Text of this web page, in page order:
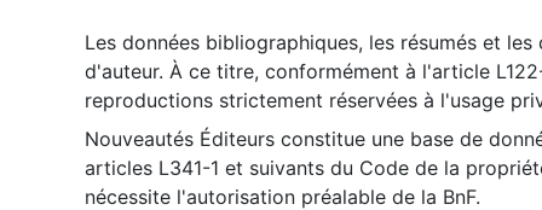
Les données bibliographiques, les résumés et
d'auteur. À ce titre, conformément à l'article
reproductions strictement réservées à l'usage
Nouveautés Éditeurs constitue une base de
articles L341-1 et suivants du Code de la
nécessite l'autorisation préalable de la BnF.